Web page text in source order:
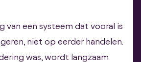
van een systeem dat vooral is
niet op eerder handelen.
was, wordt langzaam